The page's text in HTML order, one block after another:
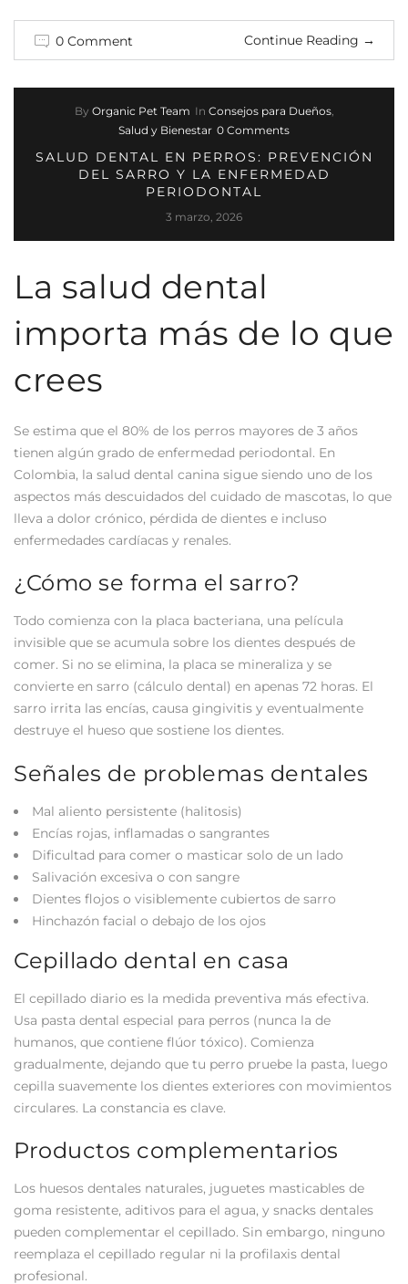
0 Comment Continue Reading →
By Organic Pet Team In Consejos para Dueños,
Salud y Bienestar 0 Comments
SALUD DENTAL EN PERROS: PREVENCIÓN
DEL SARRO Y LA ENFERMEDAD
PERIODONTAL
3 marzo, 2026
La salud dental
importa más de lo que
crees
Se estima que el 80% de los perros mayores de 3 años
tienen algún grado de enfermedad periodontal. En
Colombia, la salud dental canina sigue siendo uno de los
aspectos más descuidados del cuidado de mascotas, lo que
lleva a dolor crónico, pérdida de dientes e incluso
enfermedades cardíacas y renales.
¿Cómo se forma el sarro?
Todo comienza con la placa bacteriana, una película
invisible que se acumula sobre los dientes después de
comer. Si no se elimina, la placa se mineraliza y se
convierte en sarro (cálculo dental) en apenas 72 horas. El
sarro irrita las encías, causa gingivitis y eventualmente
destruye el hueso que sostiene los dientes.
Señales de problemas dentales
Mal aliento persistente (halitosis)
Encías rojas, inflamadas o sangrantes
Dificultad para comer o masticar solo de un lado
Salivación excesiva o con sangre
Dientes flojos o visiblemente cubiertos de sarro
Hinchazón facial o debajo de los ojos
Cepillado dental en casa
El cepillado diario es la medida preventiva más efectiva.
Usa pasta dental especial para perros (nunca la de
humanos, que contiene flúor tóxico). Comienza
gradualmente, dejando que tu perro pruebe la pasta, luego
cepilla suavemente los dientes exteriores con movimientos
circulares. La constancia es clave.
Productos complementarios
Los huesos dentales naturales, juguetes masticables de
goma resistente, aditivos para el agua, y snacks dentales
pueden complementar el cepillado. Sin embargo, ninguno
reemplaza el cepillado regular ni la profilaxis dental
profesional.